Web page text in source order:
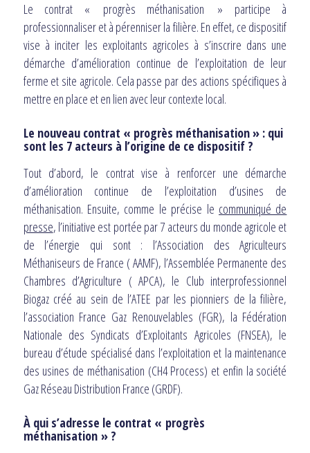
Le contrat « progrès méthanisation » participe à
professionnaliser et à pérenniser la filière. En effet, ce dispositif
vise à inciter les exploitants agricoles à s’inscrire dans une
démarche d’amélioration continue de l’exploitation de leur
ferme et site agricole. Cela passe par des actions spécifiques à
mettre en place et en lien avec leur contexte local.
Le nouveau contrat « progrès méthanisation » : qui
sont les 7 acteurs à l’origine de ce dispositif ?
Tout d’abord, le contrat vise à renforcer une démarche
d’amélioration continue de l’exploitation d’usines de
méthanisation. Ensuite, comme le précise le communiqué de
presse, l’initiative est portée par 7 acteurs du monde agricole et
de l’énergie qui sont : l’Association des Agriculteurs
Méthaniseurs de France ( AAMF), l’Assemblée Permanente des
Chambres d’Agriculture ( APCA), le Club interprofessionnel
Biogaz créé au sein de l’ATEE par les pionniers de la filière,
l’association France Gaz Renouvelables (FGR), la Fédération
Nationale des Syndicats d’Exploitants Agricoles (FNSEA), le
bureau d’étude spécialisé dans l’exploitation et la maintenance
des usines de méthanisation (CH4 Process) et enfin la société
Gaz Réseau Distribution France (GRDF).
À qui s’adresse le contrat « progrès
méthanisation » ?